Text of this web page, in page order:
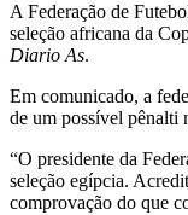
A Federação de
seleção africana da
Diario As.
Em comunicado, a
de um possível pênalti
“O presidente da
seleção egípcia.
comprovação do que